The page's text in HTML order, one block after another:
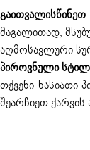
გაითვალისწინეთ
მაგალითად,
აღმოსავლური
პიროვნული
თქვენი ხასიათი
შეარჩიეთ ქარვის